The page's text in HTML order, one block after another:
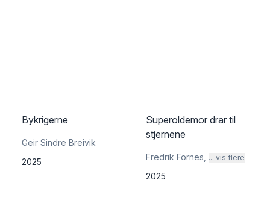
Bykrigerne
Geir Sindre Breivik
2025
Superoldemor drar til
stjernene
Fredrik Fornes ... vis flere
2025